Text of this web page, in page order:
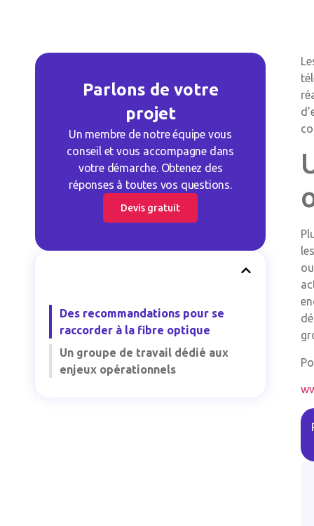
Parlons de votre
projet
Un membre de notre équipe vous
conseil et vous accompagne dans
votre démarche. Obtenez des
réponses à toutes vos questions.
Devis gratuit
Des recommandations pour se
raccorder à la fibre optique
Un groupe de travail dédié aux
enjeux opérationnels